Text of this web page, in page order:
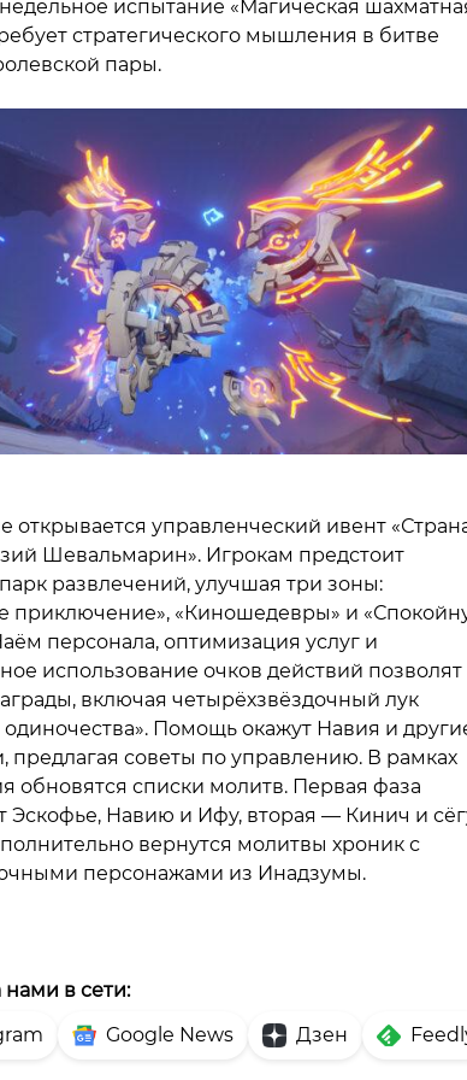
испытание «Магическая
стратегического мышления в битве
пары.
открывается управленческий ивент
Шевальмарин». Игрокам предстоит
развлечений, улучшая три зоны:
приключение», «Киношедевры» и
персонала, оптимизация услуг и
использование очков действий позволят
включая четырёхзвёздочный лук
Помощь окажут Навия и
предлагая советы по управлению. В рамках
обновятся списки молитв. Первая фаза
Эскофье, Навию и Ифу, вторая — Кинич и
вернутся молитвы хроник с
персонажами из Инадзумы.
нами в сети:
Google News Дзен